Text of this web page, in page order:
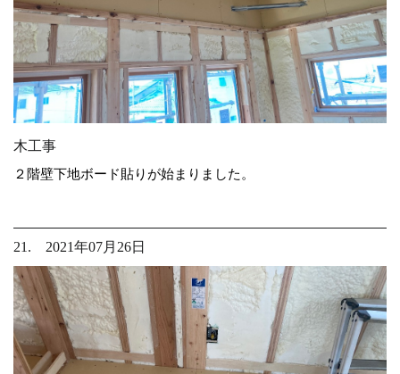
木工事
２階壁下地ボード貼りが始まりました。
21. 2021年07月26日